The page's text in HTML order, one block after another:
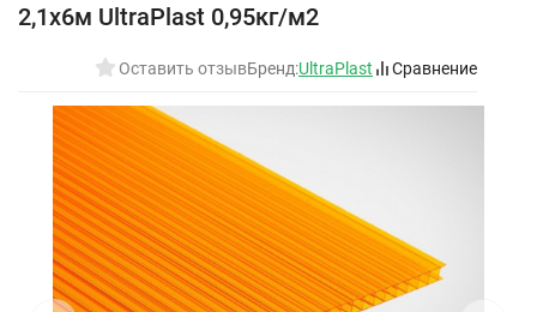
2,1х6м UltraPlast 0,95кг/м2
Оставить отзывБренд:UltraPlast Сравнение